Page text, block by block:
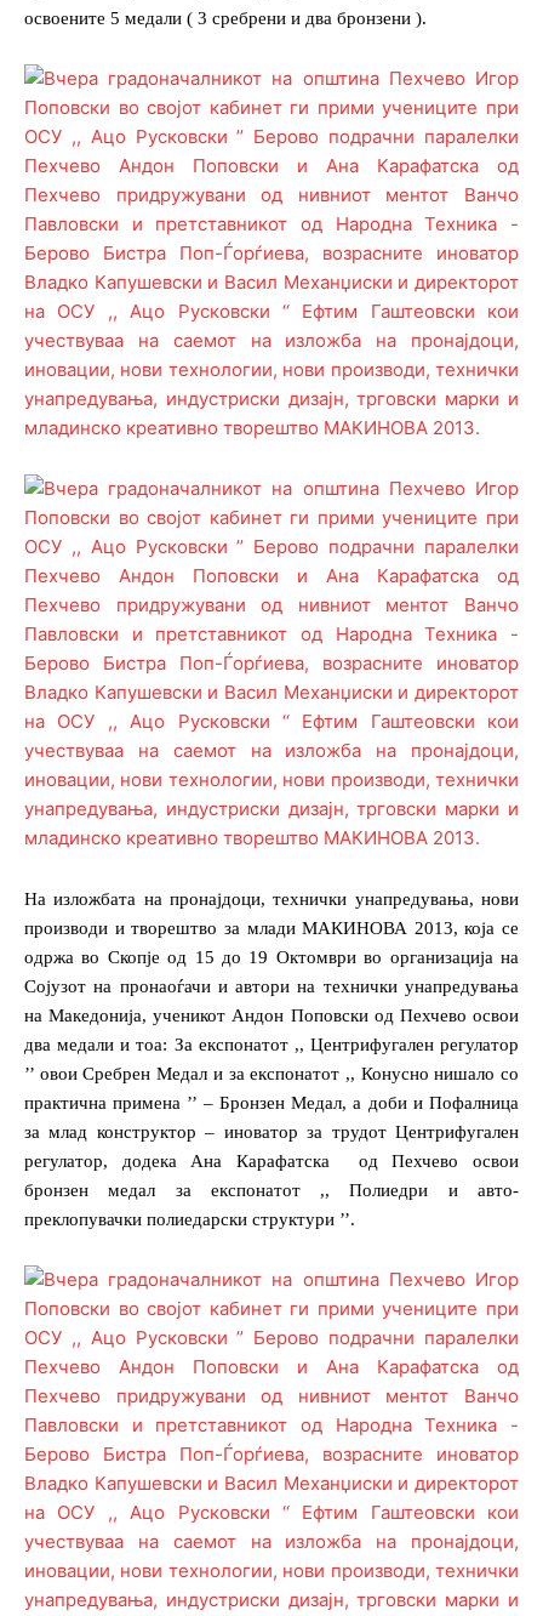
освоените 5 медали ( 3 сребрени и два бронзени ).
На изложбата на пронајдоци, технички унапредувања, нови
производи и творештво за млади МАКИНОВА 2013, која се
одржа во Скопје од 15 до 19 Октомври во организација на
Сојузот на пронаоѓачи и автори на технички унапредувања
на Македонија, ученикот Андон Поповски од Пехчево освои
два медали и тоа: За експонатот ,, Центрифугален регулатор
’’ овои Сребрен Медал и за експонатот ,, Конусно нишало со
практична примена ’’ – Бронзен Медал, а доби и Пофалница
за млад конструктор – иноватор за трудот Центрифугален
регулатор, додека Ана Карафатска
од Пехчево освои
бронзен медал за експонатот ,, Полиедри и авто-
преклопувачки полиедарски структури ’’.